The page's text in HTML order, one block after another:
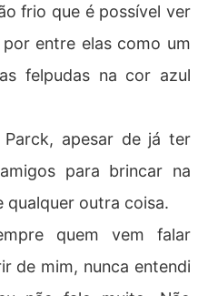
frio que é possível ver
entre elas como um
felpudas na cor azul
apesar de já ter
para brincar na
qualquer outra coisa.
quem vem falar
de mim, nunca entendi